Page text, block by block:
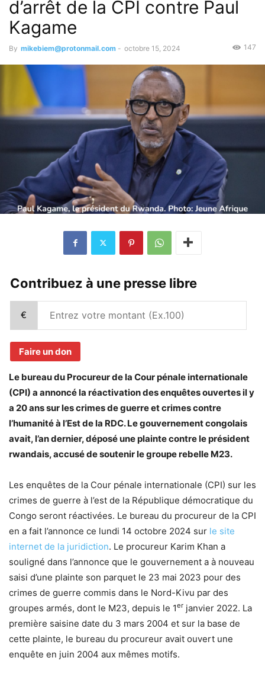
d’arrêt de la CPI contre Paul
Kagame
By mikebiem@protonmail.com - octobre 15, 2024 147
Contribuez à une presse libre
€
Faire un don
Le bureau du Procureur de la Cour pénale internationale
(CPI) a annoncé la réactivation des enquêtes ouvertes il y
a 20 ans sur les crimes de guerre et crimes contre
l’humanité à l’Est de la RDC. Le gouvernement congolais
avait, l’an dernier, déposé une plainte contre le président
rwandais, accusé de soutenir le groupe rebelle M23.
Les enquêtes de la Cour pénale internationale (CPI) sur les
crimes de guerre à l’est de la République démocratique du
Congo seront réactivées. Le bureau du procureur de la CPI
en a fait l’annonce ce lundi 14 octobre 2024 sur le site
internet de la juridiction. Le procureur Karim Khan a
souligné dans l’annonce que le gouvernement a à nouveau
saisi d’une plainte son parquet le 23 mai 2023 pour des
crimes de guerre commis dans le Nord-Kivu par des
groupes armés, dont le M23, depuis le 1er janvier 2022. La
première saisine date du 3 mars 2004 et sur la base de
cette plainte, le bureau du procureur avait ouvert une
enquête en juin 2004 aux mêmes motifs.